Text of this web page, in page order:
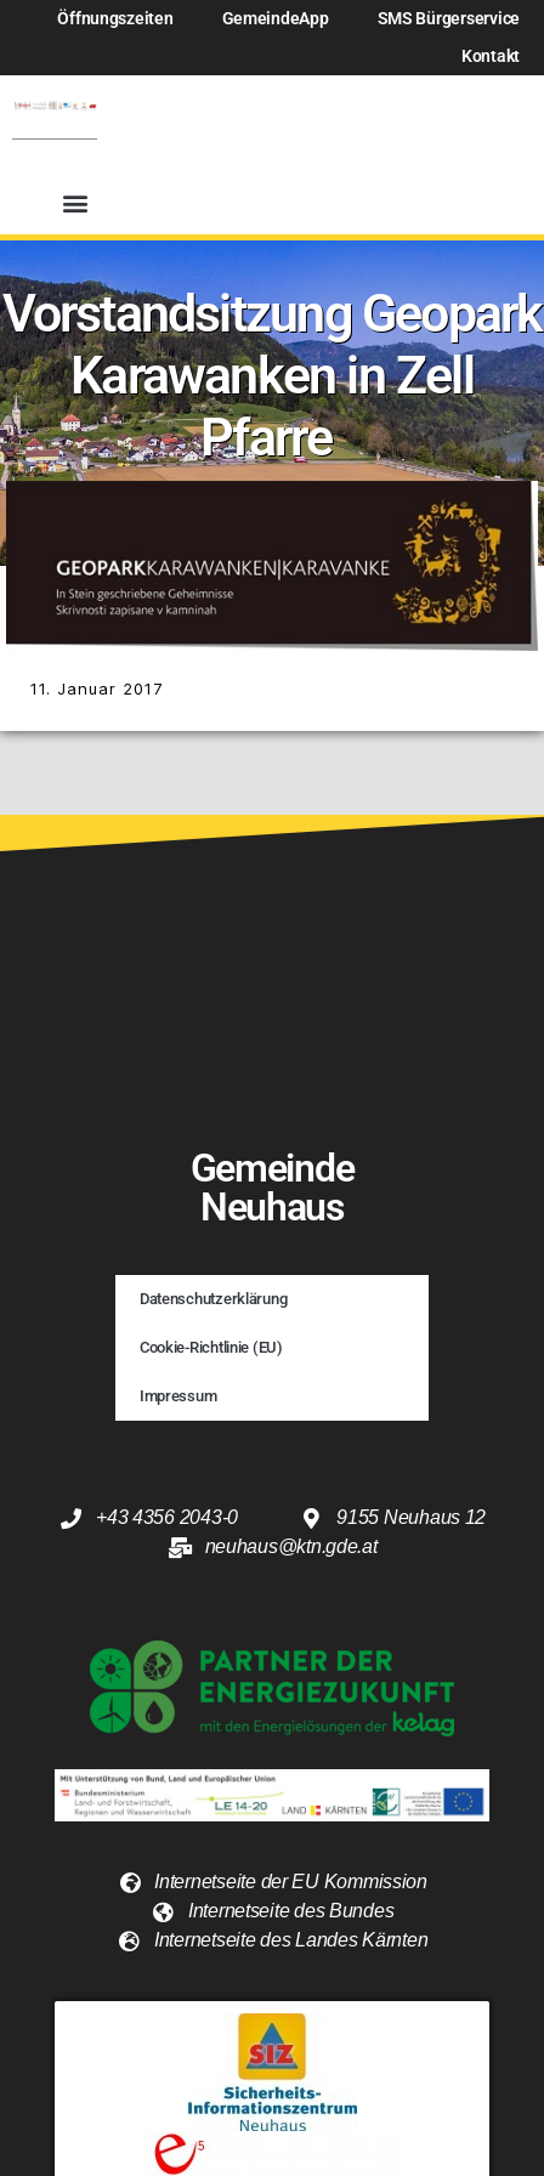
Öffnungszeiten GemeindeApp
SMS Bürgerservice
Kontakt
Vorstandsitzung Geopark
Karawanken in Zell
Pfarre
11. Januar 2017
Gemeinde
Neuhaus
Datenschutzerklärung
Cookie-Richtlinie (EU)
Impressum
+43 4356 2043-0
9155 Neuhaus 12
neuhaus@ktn.gde.at
Internetseite der EU Kommission
Internetseite des Bundes
Internetseite des Landes Kärnten